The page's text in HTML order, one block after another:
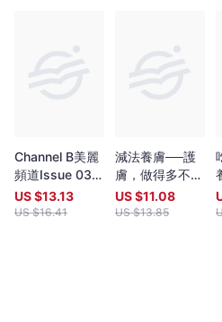
Channel B美麗
頻道Issue 03-
只有女中醫知道
的100道養顏湯
US $13.13
US $16.41
減法養膚──護
膚，做得多不如
做得對！
US $11.08
US $13.85